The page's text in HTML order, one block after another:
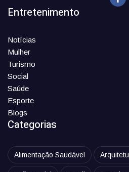
Entretenimento
Notícias
Mulher
Turismo
Social
Saúde
Esporte
Blogs
Categorias
Alimentação Saudável